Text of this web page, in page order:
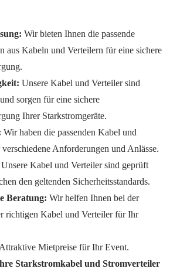
Wir bieten Ihnen die passende
aus Kabeln und Verteilern für eine sichere
Unsere Kabel und Verteiler sind
sorgen für eine sichere
Ihrer Starkstromgeräte.
Wir haben die passenden Kabel und
Anforderungen und Anlässe.
Unsere Kabel und Verteiler sind geprüft
den geltenden Sicherheitsstandards.
Beratung: Wir helfen Ihnen bei der
richtigen Kabel und Verteiler für Ihr
Mietpreise für Ihr Event.
Starkstromkabel und Stromverteiler